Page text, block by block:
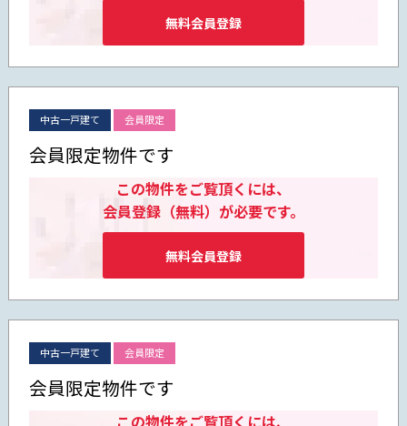
無料会員登録
中古一戸建て 会員限定
会員限定物件です
この物件をご覧頂くには、
会員登録（無料）が必要です。
無料会員登録
中古一戸建て 会員限定
会員限定物件です
この物件をご覧頂くには、